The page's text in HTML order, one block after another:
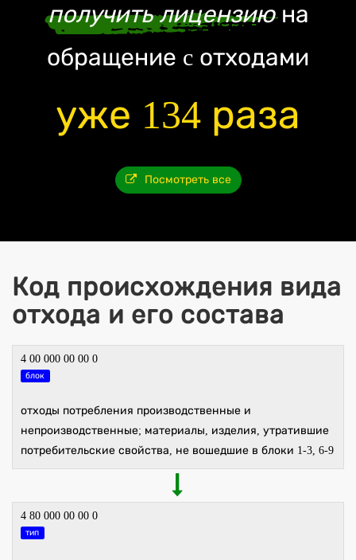
получить лицензиюна
обращение c отходами
уже 134 раза
Посмотреть все
Код происхождения вида
отхода и его состава
4 00 000 00 00 0
блок
отходы потребления производственные и
непроизводственные; материалы, изделия, утратившие
потребительские свойства, не вошедшие в блоки 1-3, 6-9
4 80 000 00 00 0
тип